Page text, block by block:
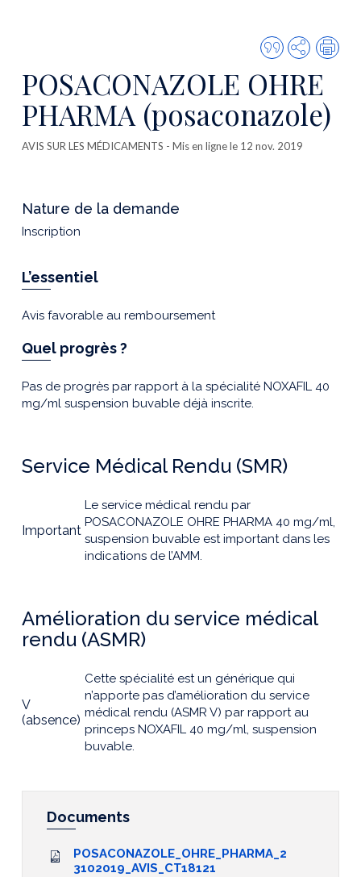
Citer
cette
publication
Partager
POSACONAZOLE OHRE
PHARMA (posaconazole)
AVIS SUR LES MÉDICAMENTS - Mis en ligne le 12 nov. 2019
Nature de la demande
Inscription
L’essentiel
Avis favorable au remboursement
Quel progrès ?
Pas de progrès par rapport à la spécialité NOXAFIL 40
mg/ml suspension buvable déjà inscrite.
Service Médical Rendu (SMR)
Important
Le service médical rendu par
POSACONAZOLE OHRE PHARMA 40 mg/ml,
suspension buvable est important dans les
indications de l’AMM.
Amélioration du service médical
rendu (ASMR)
V
(absence)
Cette spécialité est un générique qui
n’apporte pas d’amélioration du service
médical rendu (ASMR V) par rapport au
princeps NOXAFIL 40 mg/ml, suspension
buvable.
Documents
POSACONAZOLE_OHRE_PHARMA_2
3102019_AVIS_CT18121